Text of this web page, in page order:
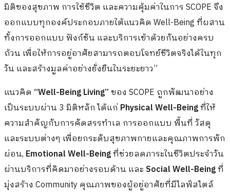
มิติของสุขภาพ การใช้ชีวิต และความคุ้มค่าในการ SCOPE จึง
ออกแบบทุกองค์ประกอบภายใต้แนวคิด Well-Being ที่ผสาน
ทั้งการออกแบบ ฟังก์ชัน และบริการเข้าด้วยกันอย่างครบ
ถ้วน เพื่อให้การอยู่อาศัยสามารถตอบโจทย์ชีวิตจริงได้ในทุก
วัน และสร้างมูลค่าอย่างยั่งยืนในระยะยาว”
แนวคิด “Well-Being Living”ของ SCOPE ถูกพัฒนาอย่าง
เป็นระบบผ่าน 3 มิติหลัก ได้แก่ Physical Well-Beingที่ให้
ความสำคัญกับการคัดสรรทำเล การออกแบบ พื้นที่ วัสดุ
และระบบต่างๆ เพื่อยกระดับสุขภาพกายและคุณภาพการพัก
ผ่อน, Emotional Well-Beingที่ช่วยลดภาระในชีวิตประจำวัน
ผ่านบริการที่คิดมาอย่างรอบด้าน และ Social Well-Beingที่
มุ่งสร้าง Community คุณภาพของผู้อยู่อาศัยที่มีไลฟ์สไตล์